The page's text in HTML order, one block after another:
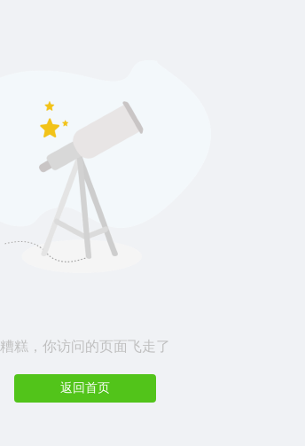
糟糕，你访问的页面飞走了
返回首页